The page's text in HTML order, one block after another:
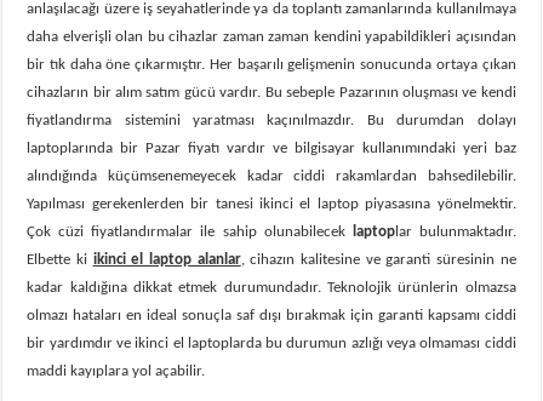
anlaşılacağı üzere iş seyahatlerinde ya da toplantı zamanlarında kullanılmaya
daha elverişli olan bu cihazlar zaman zaman kendini yapabildikleri açısından
bir tık daha öne çıkarmıştır. Her başarılı gelişmenin sonucunda ortaya çıkan
cihazların bir alım satım gücü vardır. Bu sebeple Pazarının oluşması ve kendi
fiyatlandırma sistemini yaratması kaçınılmazdır. Bu durumdan dolayı
laptoplarında bir Pazar fiyatı vardır ve bilgisayar kullanımındaki yeri baz
alındığında küçümsenemeyecek kadar ciddi rakamlardan bahsedilebilir.
Yapılması gerekenlerden bir tanesi ikinci el laptop piyasasına yönelmektir.
Çok cüzi fiyatlandırmalar ile sahip olunabilecek
laptoplar bulunmaktadır.
Elbette ki ikinci el laptop alanlar, cihazın kalitesine ve garanti süresinin ne
kadar kaldığına dikkat etmek durumundadır. Teknolojik ürünlerin olmazsa
olmazı hataları en ideal sonuçla saf dışı bırakmak için garanti kapsamı ciddi
bir yardımdır ve ikinci el laptoplarda bu durumun azlığı veya olmaması ciddi
maddi kayıplara yol açabilir.